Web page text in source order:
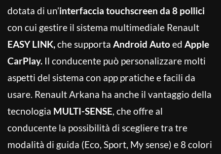
dotata di un’interfaccia touchscreen da 8 pollici
con cui gestire il sistema multimediale Renault
EASY LINK,che supporta Android Autoed Apple
CarPlay. Il conducente può personalizzare molti
aspetti del sistema con app pratiche e facili da
usare. Renault Arkana ha anche il vantaggio della
tecnologia MULTI-SENSE, che offre al
conducente la possibilità di scegliere tra tre
modalità di guida (Eco, Sport, My sense) e 8 colori